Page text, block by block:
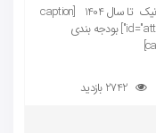
بودجه بندی سوالات دینامیک ماشین کنکور ارشد مکانیک تا سال 1404 [caption
id="attachment_111104" align="aligncenter" width="787"] بودجه بندی